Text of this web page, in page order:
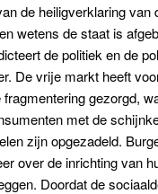
de heiligverklaring van
wetens de staat is
de politiek en de
De vrije markt heeft
gezorgd,
met de
zijn opgezadeld.
over de inrichting van
Doordat de